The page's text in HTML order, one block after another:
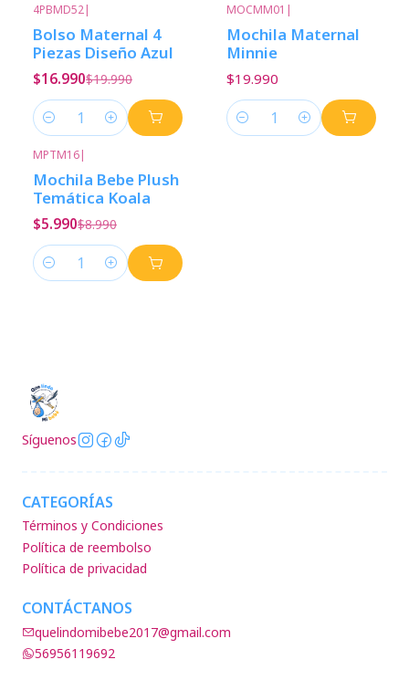
4PBMD52|
Bolso Maternal 4
Piezas Diseño Azul
$16.990$19.990
Cantidad
MOCMM01 |
Mochila Maternal
Minnie
$19.990
Cantidad
MPTM16|
Mochila Bebe Plush
Temática Koala
$5.990$8.990
Cantidad
Síguenos
CATEGORÍAS
Términos y Condiciones
Política de reembolso
Política de privacidad
CONTÁCTANOS
quelindomibebe2017@gmail.com
56956119692